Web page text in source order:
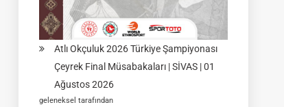
Atlı Okçuluk 2026 Türkiye Şampiyonası
Çeyrek Final Müsabakaları | SİVAS | 01
Ağustos 2026
geleneksel tarafından